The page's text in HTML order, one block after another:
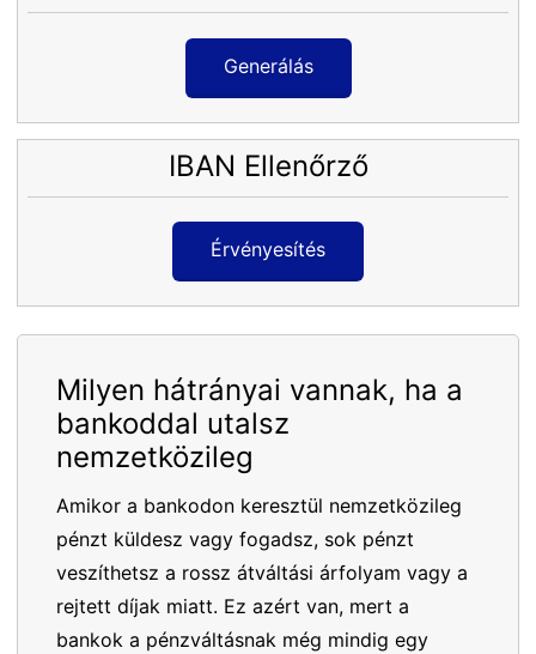
Generálás
IBAN Ellenőrző
Érvényesítés
Milyen hátrányai vannak, ha a
bankoddal utalsz
nemzetközileg
Amikor a bankodon keresztül nemzetközileg
pénzt küldesz vagy fogadsz, sok pénzt
veszíthetsz a rossz átváltási árfolyam vagy a
rejtett díjak miatt. Ez azért van, mert a
bankok a pénzváltásnak még mindig egy